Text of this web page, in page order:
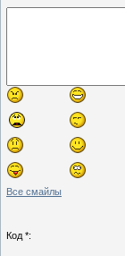
Все смайлы
Код *: